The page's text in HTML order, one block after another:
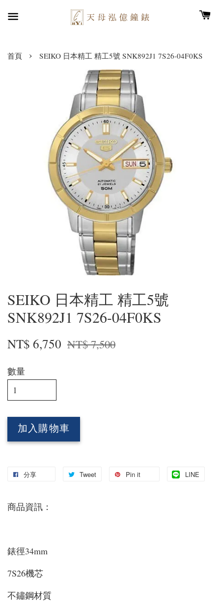
首頁 › SEIKO 日本精工 精工5號 SNK892J1 7S26-04F0KS
SEIKO 日本精工 精工5號
SNK892J1 7S26-04F0KS
NT$ 6,750 NT$ 7,500
數量
加入購物車
分享 Tweet Pin it LINE
商品資訊：
錶徑34mm
7S26機芯
不鏽鋼材質